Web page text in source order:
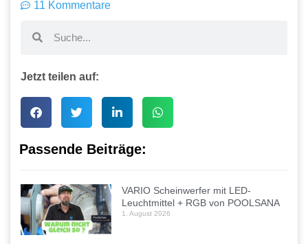
11 Kommentare
Jetzt teilen auf:
Passende Beiträge:
VARIO Scheinwerfer mit LED-
Leuchtmittel + RGB von POOLSANA
1. August 2026